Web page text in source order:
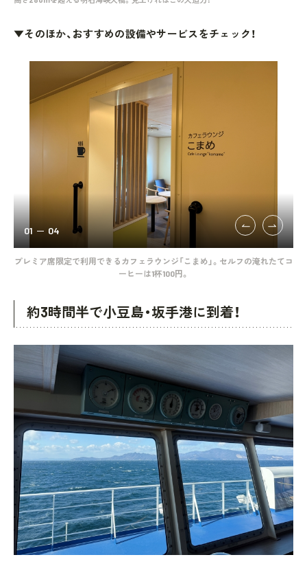
▼そのほか、おすすめの設備やサービスをチェック！
プレミア席限定で利用できるカフェラウンジ「こまめ」。セルフの淹れたてコ
ーヒーは1杯100円。
01 04
約3時間半で小豆島・坂手港に到着！